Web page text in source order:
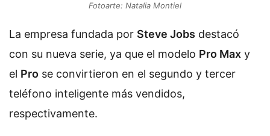
Fotoarte: Natalia Montiel
La empresa fundada por Steve Jobs destacó
con su nueva serie, ya que el modelo Pro Max y
el Pro se convirtieron en el segundo y tercer
teléfono inteligente más vendidos,
respectivamente.